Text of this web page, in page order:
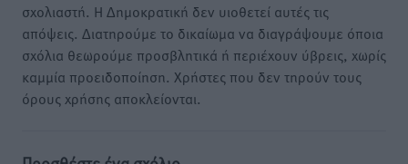
σχολιαστή. Η Δημοκρατική δεν υιοθετεί αυτές τις
απόψεις. Διατηρούμε το δικαίωμα να διαγράψουμε όποια
σχόλια θεωρούμε προσβλητικά ή περιέχουν ύβρεις, χωρίς
καμμία προειδοποίηση. Χρήστες που δεν τηρούν τους
όρους χρήσης αποκλείονται.